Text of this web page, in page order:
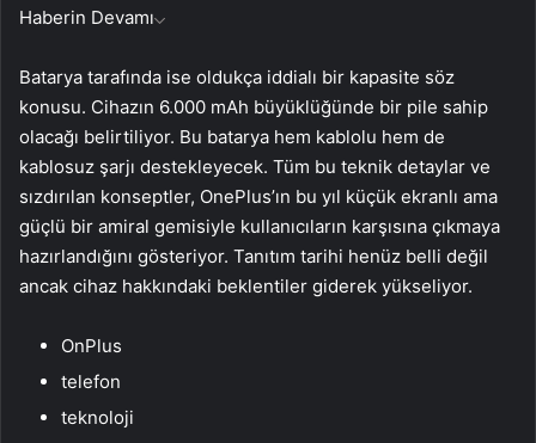
Haberin Devamı
Batarya tarafında ise oldukça iddialı bir kapasite söz
konusu. Cihazın 6.000 mAh büyüklüğünde bir pile sahip
olacağı belirtiliyor. Bu batarya hem kablolu hem de
kablosuz şarjı destekleyecek. Tüm bu teknik detaylar ve
sızdırılan konseptler, OnePlus’ın bu yıl küçük ekranlı ama
güçlü bir amiral gemisiyle kullanıcıların karşısına çıkmaya
hazırlandığını gösteriyor. Tanıtım tarihi henüz belli değil
ancak cihaz hakkındaki beklentiler giderek yükseliyor.
OnPlus
telefon
teknoloji